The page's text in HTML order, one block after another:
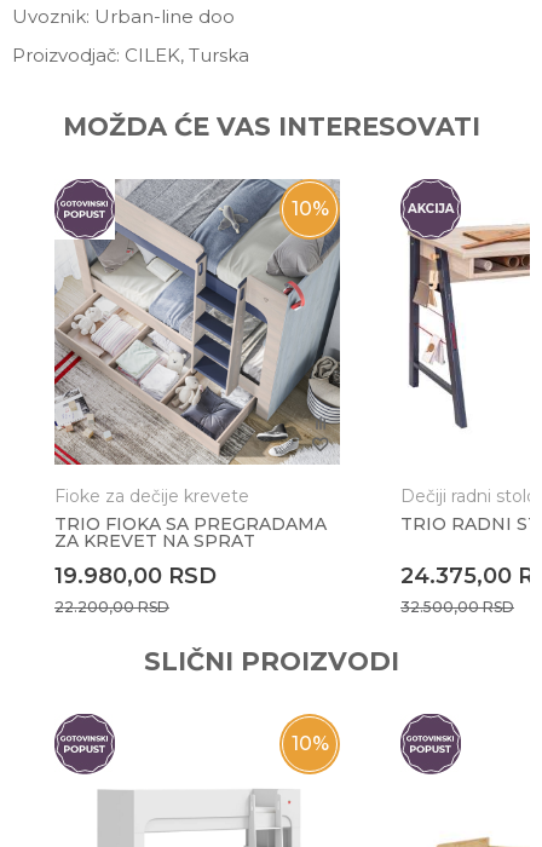
Uvoznik: Urban-line doo
Proizvodjač: CILEK, Turska
Email
Poruka
Anti-spam zaštita - izračunajte koliko je 4 + 1 :
MOŽDA ĆE VAS INTERESOVATI
10%
Fioke za dečije krevete
TRIO FIOKA SA PREGRADAMA
ZA KREVET NA SPRAT
19.980,00 RSD
22.200,00RSD
Dečiji radni
TRIO RADNI
24.375,00
32.500,00RSD
SLIČNI PROIZVODI
10%